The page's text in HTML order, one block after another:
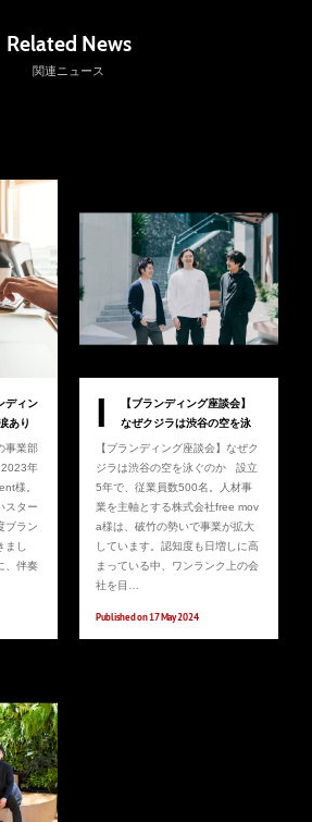
Related News
関連ニュース
ディン
あり
事業部
2023年
様。
スター
ブラン
し
、伴奏
I
【ブランディング座談会】
なぜクジラは渋谷の空を泳
ぐのか
【ブランディング座談会】なぜク
ジラは渋谷の空を泳ぐのか 設立
5年で、従業員数500名。人材事
業を主軸とする株式会社free mov
a様は、破竹の勢いで事業が拡大
しています。認知度も日増しに高
まっている中、ワンランク上の会
社を目…
Published on 17 May 2024